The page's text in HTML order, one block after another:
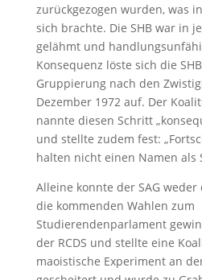
zurückgezogen wurden, was
sich brachte. Die SHB war in
gelähmt und
Konsequenz löste sich die
Gruppierung nach den
Dezember 1972 auf. Der
nannte diesen Schritt
und stellte zudem fest:
halten nicht einen Namen als
Alleine konnte der SAG weder
die kommenden Wahlen zum
Studierendenparlament
der RCDS und stellte eine
maoistische Experiment an